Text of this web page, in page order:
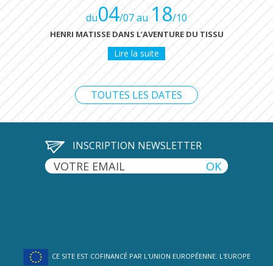
du04/07 au18/10
HENRI MATISSE DANS L’AVENTURE DU TISSU
Lire la suite
TOUTES LES DATES
INSCRIPTION NEWSLETTER
CE SITE EST COFINANCÉ PAR L'UNION EUROPÉENNE. L'EUROPE